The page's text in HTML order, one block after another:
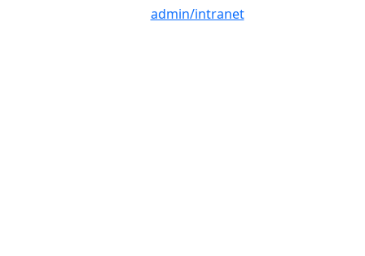
admin/intranet